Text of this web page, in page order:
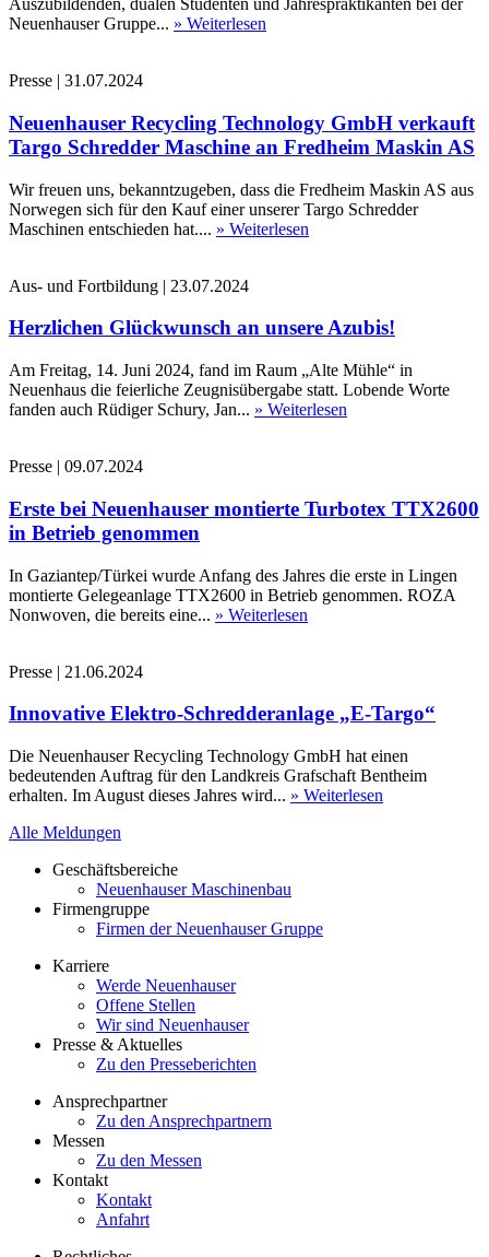
Auszubildenden, dualen Studenten und Jahrespraktikanten bei der
Neuenhauser Gruppe... » Weiterlesen
Presse | 31.07.2024
Neuenhauser Recycling Technology GmbH verkauft
Targo Schredder Maschine an Fredheim Maskin AS
Wir freuen uns, bekanntzugeben, dass die Fredheim Maskin AS aus
Norwegen sich für den Kauf einer unserer Targo Schredder
Maschinen entschieden hat.... » Weiterlesen
Aus- und Fortbildung | 23.07.2024
Herzlichen Glückwunsch an unsere Azubis!
Am Freitag, 14. Juni 2024, fand im Raum „Alte Mühle“ in
Neuenhaus die feierliche Zeugnisübergabe statt. Lobende Worte
fanden auch Rüdiger Schury, Jan... » Weiterlesen
Presse | 09.07.2024
Erste bei Neuenhauser montierte Turbotex TTX2600
in Betrieb genommen
In Gaziantep/Türkei wurde Anfang des Jahres die erste in Lingen
montierte Gelegeanlage TTX2600 in Betrieb genommen. ROZA
Nonwoven, die bereits eine... » Weiterlesen
Presse | 21.06.2024
Innovative Elektro-Schredderanlage „E-Targo“
Die Neuenhauser Recycling Technology GmbH hat einen
bedeutenden Auftrag für den Landkreis Grafschaft Bentheim
erhalten. Im August dieses Jahres wird... » Weiterlesen
Alle Meldungen
Geschäftsbereiche
Neuenhauser Maschinenbau
Firmengruppe
Firmen der Neuenhauser Gruppe
Karriere
Werde Neuenhauser
Offene Stellen
Wir sind Neuenhauser
Presse & Aktuelles
Zu den Presseberichten
Ansprechpartner
Zu den Ansprechpartnern
Messen
Zu den Messen
Kontakt
Kontakt
Anfahrt